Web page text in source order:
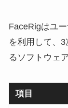
FaceRigはユ
を利用して、
るソフトウェ
項目